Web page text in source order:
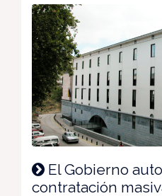
El Gobierno
contratación